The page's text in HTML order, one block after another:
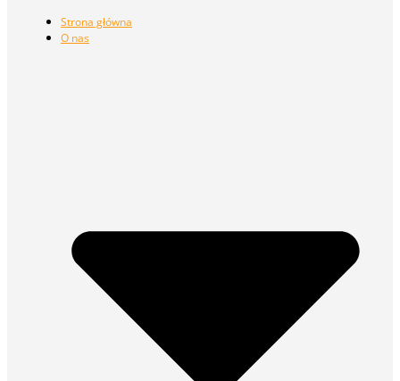
Strona główna
O nas